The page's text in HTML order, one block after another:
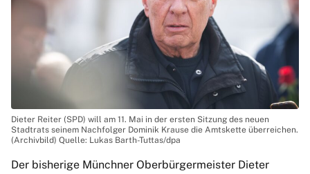
Dieter Reiter (SPD) will am 11. Mai in der ersten Sitzung des neuen
Stadtrats seinem Nachfolger Dominik Krause die Amtskette überreichen.
(Archivbild) Quelle: Lukas Barth-Tuttas/dpa
Der bisherige Münchner Oberbürgermeister Dieter